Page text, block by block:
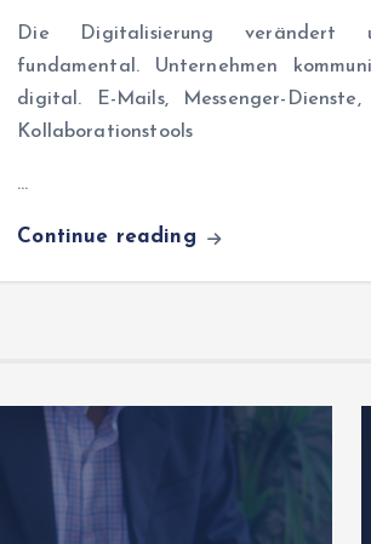
Die Digitalisierung verändert
fundamental. Unternehmen
digital. E-Mails, Messenger-
Kollaborationstools
…
Continue reading